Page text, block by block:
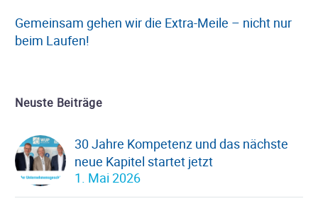
Gemeinsam gehen wir die Extra-Meile – nicht nur
beim Laufen!
Neuste Beiträge
30 Jahre Kompetenz und das nächste
neue Kapitel startet jetzt
1. Mai 2026